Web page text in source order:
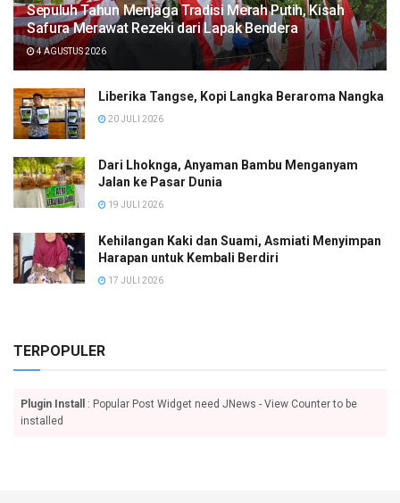
Sepuluh Tahun Menjaga Tradisi Merah Putih, Kisah
Safura Merawat Rezeki dari Lapak Bendera
4 AGUSTUS 2026
Liberika Tangse, Kopi Langka Beraroma Nangka
20 JULI 2026
Dari Lhoknga, Anyaman Bambu Menganyam
Jalan ke Pasar Dunia
19 JULI 2026
Kehilangan Kaki dan Suami, Asmiati Menyimpan
Harapan untuk Kembali Berdiri
17 JULI 2026
TERPOPULER
Plugin Install
: Popular Post Widget need JNews - View Counter to be
installed